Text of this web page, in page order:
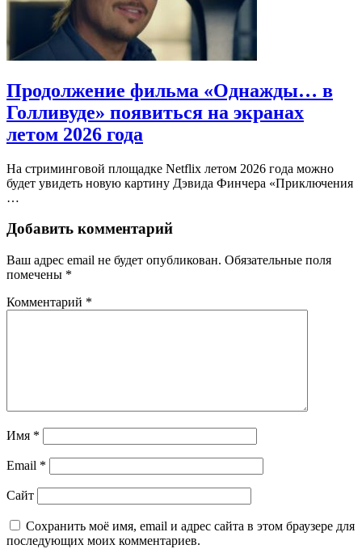
Продолжение фильма «Однажды… в
Голливуде» появиться на экранах
летом 2026 года
На стриминговой площадке Netflix летом 2026 года можно
будет увидеть новую картину Дэвида Финчера «Приключения
…
Добавить комментарий
Ваш адрес email не будет опубликован. Обязательные поля
помечены *
Комментарий *
Имя *
Email *
Сайт
Сохранить моё имя, email и адрес сайта в этом браузере для
последующих моих комментариев.